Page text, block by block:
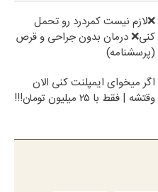
❌لازم نیست کمردرد رو تحمل
کنی❌ درمان بدون جراحی و قرص
(پرسشنامه)
اگر میخوای ایمپلنت کنی الان
وقتشه | فقط با ۲۵ میلیون تومان!!!